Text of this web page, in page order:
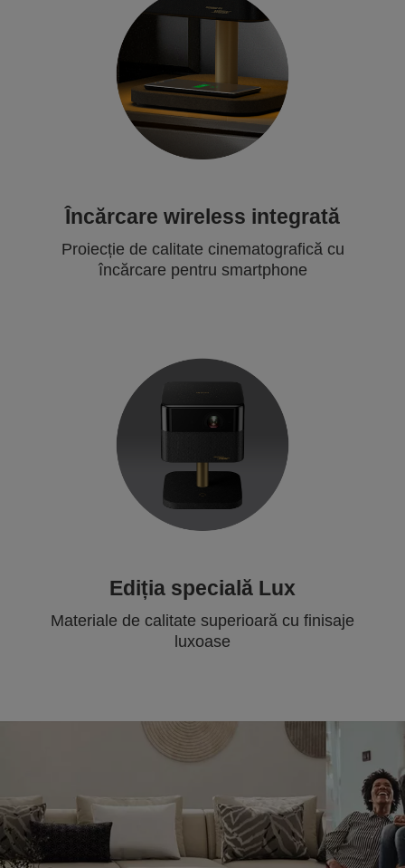
Încărcare wireless integrată
Proiecție de calitate cinematografică cu
încărcare pentru smartphone
Ediția specială Lux
Materiale de calitate superioară cu finisaje
luxoase